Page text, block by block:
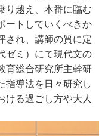
り越え、本番に臨む
ートしていくべきか
され、講師の質に定
ゼミ）にて現代文の
育総合研究所主幹研
指導法を日々研究し
ける過ごし方や大人